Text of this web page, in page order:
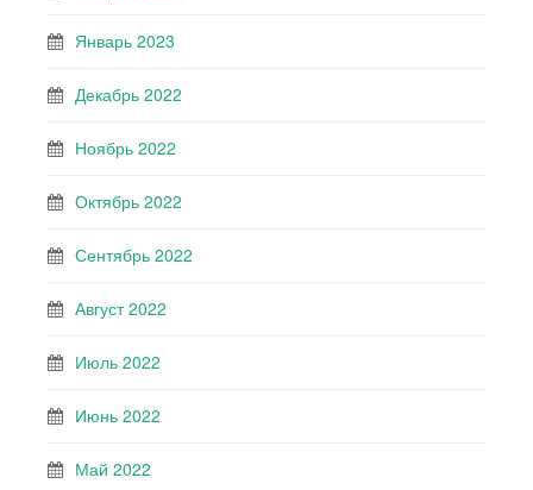
Январь 2023
Декабрь 2022
Ноябрь 2022
Октябрь 2022
Сентябрь 2022
Август 2022
Июль 2022
Июнь 2022
Май 2022